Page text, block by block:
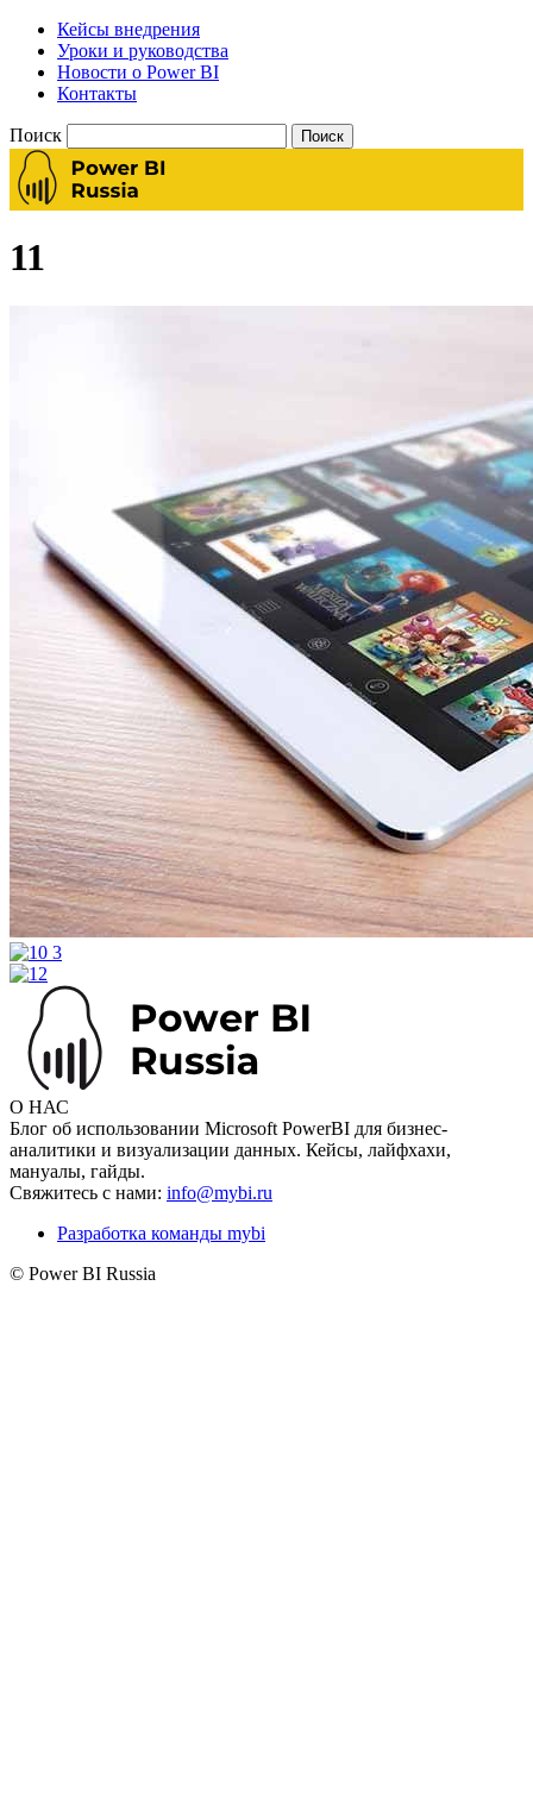
Кейсы внедрения
Уроки и руководства
Новости о Power BI
Контакты
Поиск
11
О НАС
Блог об использовании Microsoft PowerBI для бизнес-
аналитики и визуализации данных. Кейсы, лайфхахи,
мануалы, гайды.
Свяжитесь с нами: info@mybi.ru
Разработка команды mybi
© Power BI Russia